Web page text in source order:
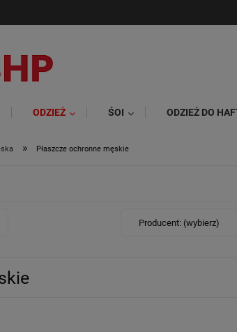
ODZIEŻ ŚOI ODZIEŻ DO
» Płaszcze ochronne męskie
Producent: (wybierz)